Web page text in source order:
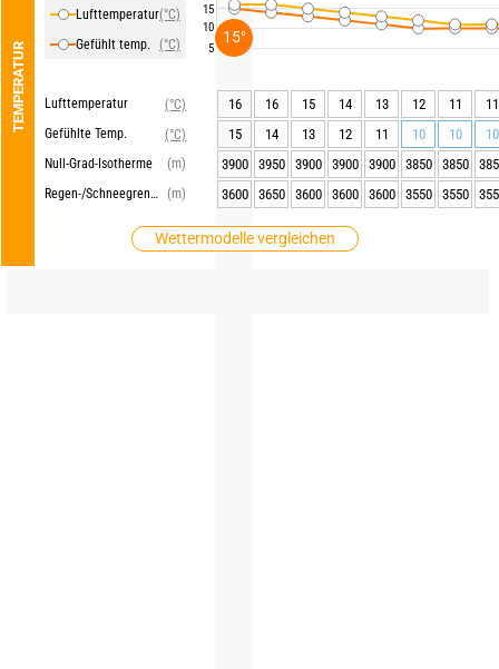
TEMPERATUR
Lufttemperatur(°C)
Gefühlt temp.
(°C)
Lufttemperatur
(°C)
Gefühlte Temp.
(°C)
Null-Grad-Isotherme
(m)
Regen-/Schneegrenze (m)
Wettermodelle vergleichen
15
10
5
16 16 15 14 13 12 11
11
15
14 13 12 11 10 10
10
3900
3950 3900 3900 3900 3850 3850
3600
3650 3600 3600 3600 3550 3550
15°